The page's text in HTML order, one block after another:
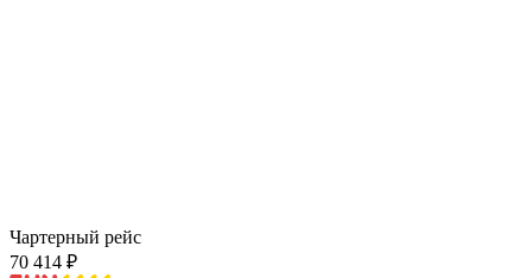
Чартерный рейс
70 414 ₽